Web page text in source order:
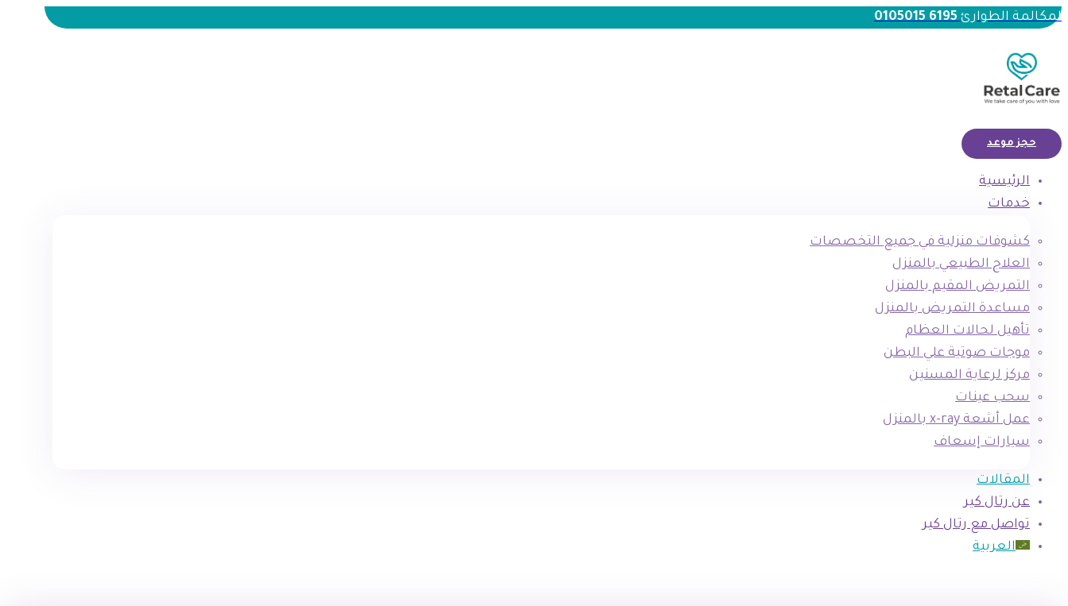
لمكالمة الطوارئ6195 0105015
حجز موعد
الرئيسية
خدمات
كشوفات منزلية في جميع التخصصات
العلاج الطبيعي بالمنزل
التمريض المقيم بالمنزل
مساعدة التمريض بالمنزل
تأهيل لحالات العظام
موجات صوتية علي البطن
مركز لرعاية المسنين
سحب عينات
عمل أشعة x-ray بالمنزل
سيارات إسعاف
المقالات
عن رتال كير
تواصل مع رتال كير
العربية